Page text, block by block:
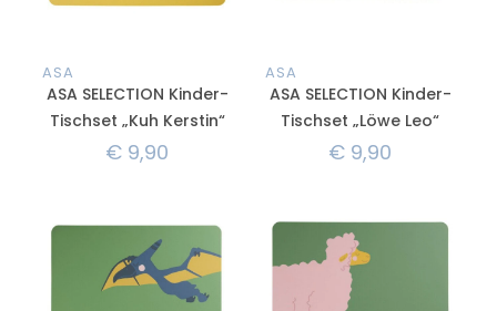
ASA
ASA SELECTION Kinder-
Tischset „Kuh Kerstin“
€ 9,90
ASA
ASA SELECTION Kinder-
Tischset „Löwe Leo“
€ 9,90